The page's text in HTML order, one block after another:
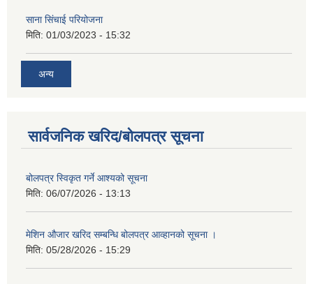
साना सिंचाई परियोजना
मिति: 01/03/2023 - 15:32
अन्य
सार्वजनिक खरिद/बोलपत्र सूचना
बोलपत्र स्विकृत गर्ने आश्यको सूचना
मिति: 06/07/2026 - 13:13
मेशिन औजार खरिद सम्बन्धि बोलपत्र आव्हानको सूचना ।
मिति: 05/28/2026 - 15:29